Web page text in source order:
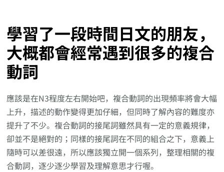
學習了一段時間日文的朋友，
大概都會經常遇到很多的複合
動詞
應該是在N3程度左右開始吧，複合動詞的出現頻率將會大幅
上升，描述的動作變得更加仔細，但同時了解內容的難度亦
提升了不少。複合動詞的接尾詞雖然具有一定的意義規律，
卻並不是絕對的；同樣的接尾詞在不同的組合之下，意義上
隨時可以差很遠，所以應該獨立開一個系列，整理相關的複
合動詞，逐少逐少學習及理解意思才行喔。